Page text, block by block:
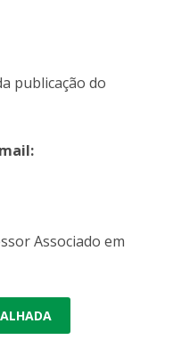
publicação do
Associado em